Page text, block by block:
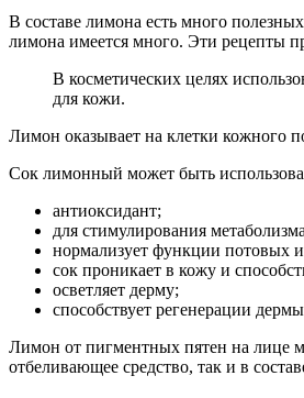
В составе лимона есть много
лимона имеется много. Эти рецепты
В косметических целях
для кожи.
Лимон оказывает на клетки кожного
Сок лимонный может быть
антиоксидант;
для стимулирования
нормализует функции потовых
сок проникает в кожу и
осветляет дерму;
способствует регенерации
Лимон от пигментных пятен на лице
отбеливающее средство, так и в